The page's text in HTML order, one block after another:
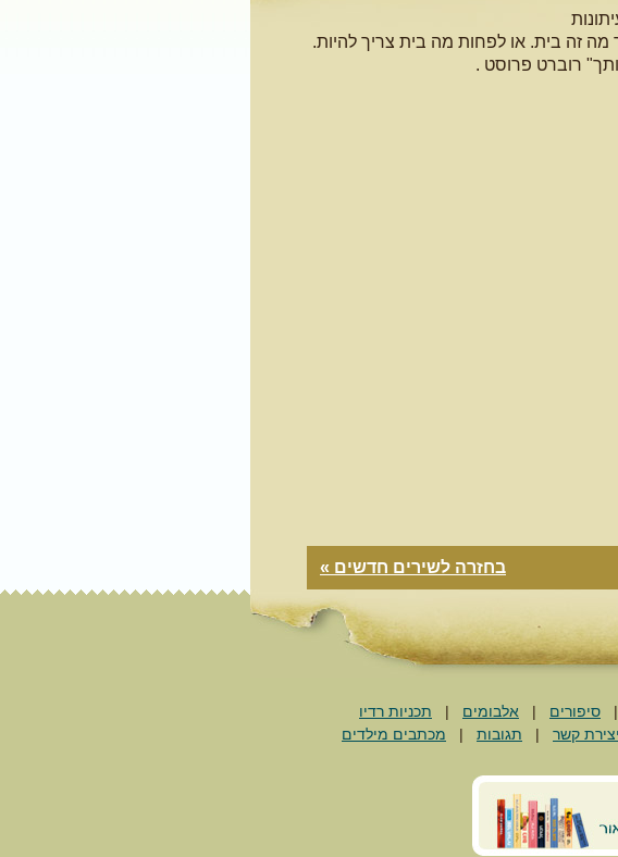
מה זה בית. או לפחות מה בית צריך להיות.
רוברט פרוסט .
בחזרה לשירים חדשים »
סיפורים | אלבומים | תכניות רדיו
יצירת קשר | תגובות | מכתבים מילדים